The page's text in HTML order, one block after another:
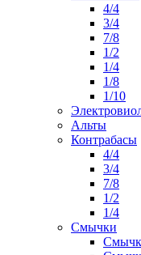
4/4
3/4
7/8
1/2
1/4
1/8
1/10
Альты
Контрабасы
4/4
3/4
7/8
1/2
1/4
Смычки